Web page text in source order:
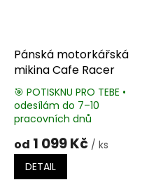
Pánská motorkářská
mikina Cafe Racer
Průměrné
hodnocení
je
5,0
🎯 POTISKNU PRO TEBE •
odesílám do 7–10
pracovních dnů
od 1 099 Kč / ks
DETAIL